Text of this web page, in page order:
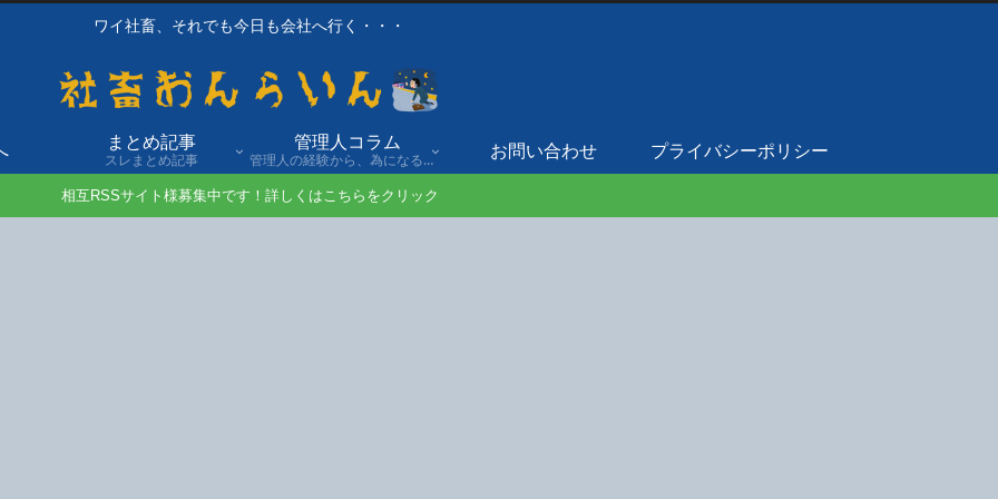
ワイ社畜、それでも今日も会社へ行く・・・
まとめ記事
スレまとめ記事
管理人コラム
管理人の経験から、為になる話や自身の経験談を発信。
お問い合わせ プライバシーポリシー
相互RSSサイト様募集中です！詳しくはこちらをクリック